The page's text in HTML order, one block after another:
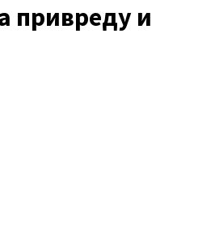
привреду и